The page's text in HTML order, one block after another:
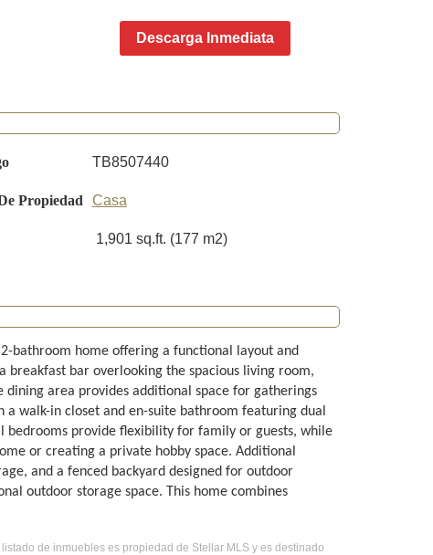
Descarga Inmediata
TB8507440
Propiedad Casa
1,901 sq.ft. (177 m2)
bathroom home offering a functional layout and
breakfast bar overlooking the spacious living room,
area provides additional space for gatherings
walk-in closet and en-suite bathroom featuring dual
bedrooms provide flexibility for family or guests, while
or creating a private hobby space. Additional
and a fenced backyard designed for outdoor
outdoor storage space. This home combines
de inmuebles es propiedad de Stellar MLS y es destinado